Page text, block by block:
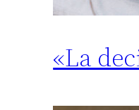
«La